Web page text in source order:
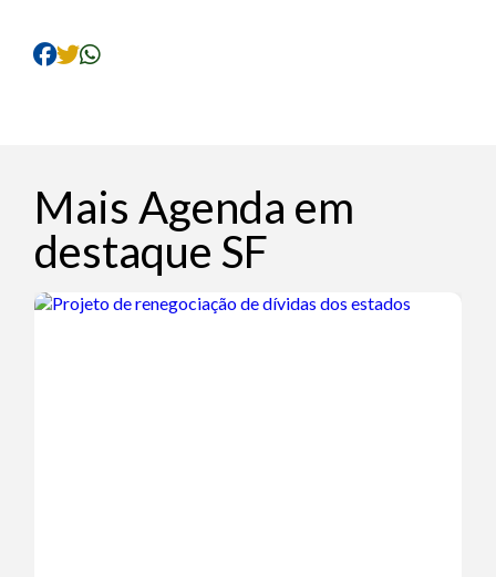
Mais Agenda em
destaque SF